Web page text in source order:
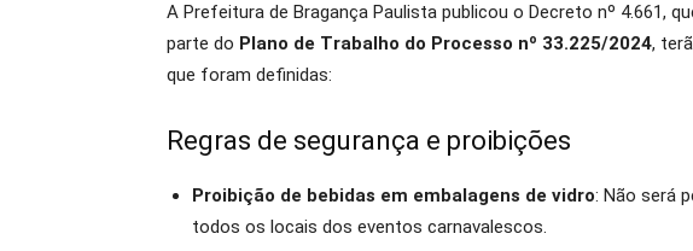
A Prefeitura de Bragança Paulista publicou o Decreto nº 4.661,
parte do Plano de Trabalho do Processo nº 33.225/2024,
que foram definidas:
Regras de segurança e proibições
Proibição de bebidas em embalagens de vidro: Não será
todos os locais dos eventos carnavalescos.